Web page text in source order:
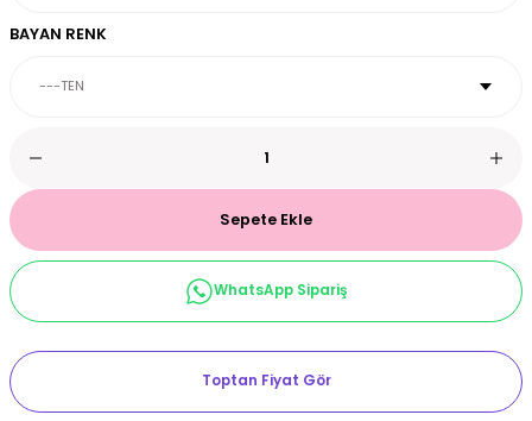
BAYAN RENK
Sepete Ekle
WhatsApp Sipariş
Toptan Fiyat Gör